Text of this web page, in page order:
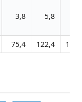
3,8 5,8
75,4 122,4